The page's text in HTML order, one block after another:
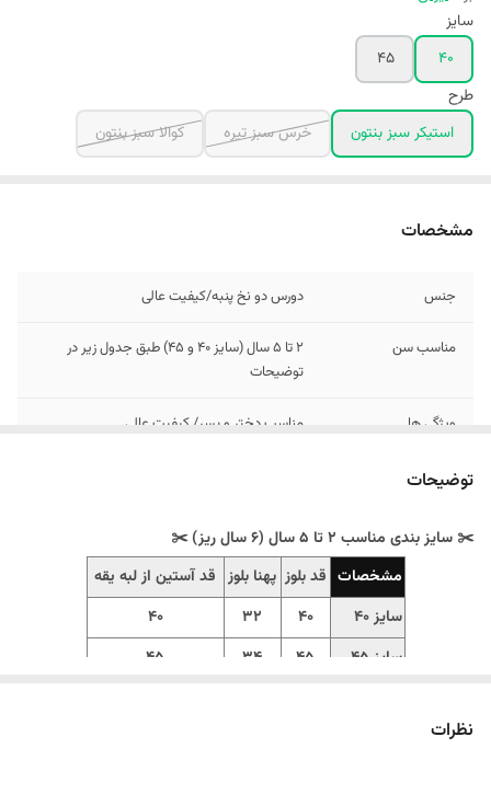
سایز
40
45
طرح
استیکر سبز بنتون
خرس سبز تیره کوالا سبز بنتون
مشخصات
جنس دورس دو نخ پنبه/کیفیت عالی
مناسب سن
2 تا 5 سال (سایز 40 و 45) طبق جدول زیر در
توضیحات
ویژگی ها مناسب دختر و پسر/ کیفیت عالی
توضیحات
✂️ سایز بندی مناسب 2 تا 5 سال (6 سال ریز) ✂️
مشخصات قد بلوز پهنا بلوز قد آستین از لبه یقه
سایز 40
40
32
40
سایز 45
45
34
45
‼️ 1 تا 2 سانت خطای اندازه گیری لحاظ کنید.‼️
نظرات